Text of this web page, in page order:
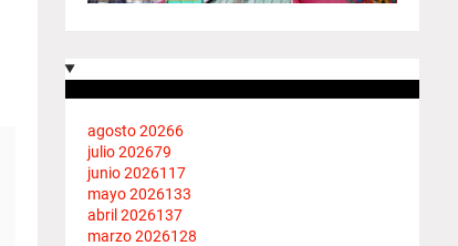
agosto 20266
julio 202679
junio 2026117
mayo 2026133
abril 2026137
marzo 2026128